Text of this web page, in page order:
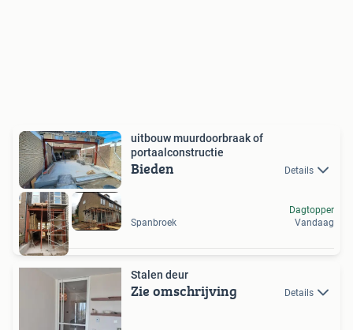
uitbouw muurdoorbraak of
portaalconstructie
Bieden Details
Spanbroek
Dagtopper
Vandaag
Stalen deur
Zie omschrijving Details